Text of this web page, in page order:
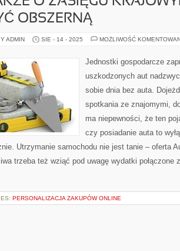
OBSZERNĄ
ADMIN SIE - 14 - 2025 MOŻLIWOŚĆ
Jednostki gospodarcze
uszkodzonych aut
sobie dnia bez auta.
spotkania ze znajomymi,
ma niepewności, że ten
czy posiadanie auta to
Utrzymanie samochodu nie jest tanie – oferta
trzeba też wziąć pod uwagę wydatki połączone
PERSONALIZACJA ZAKUPÓW ONLINE